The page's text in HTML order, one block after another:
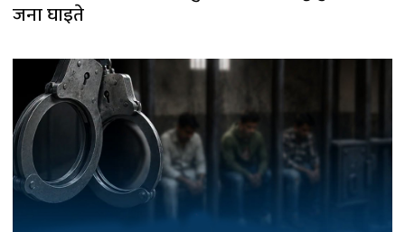
जना घाइते